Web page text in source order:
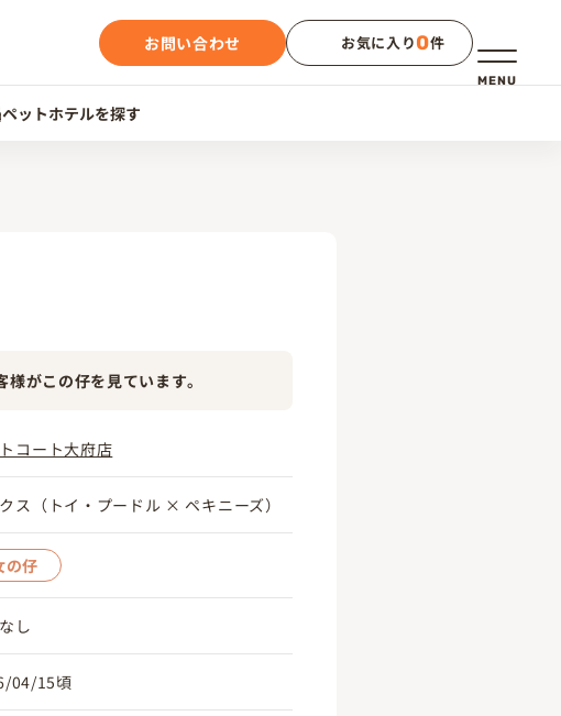
メニュー
MENU
お問い合わせ お気に入り0件
ペットホテルを探す
様がこの仔を見ています。
コート大府店
ス（トイ・プードル × ペキニーズ）
の仔
し
04/15頃